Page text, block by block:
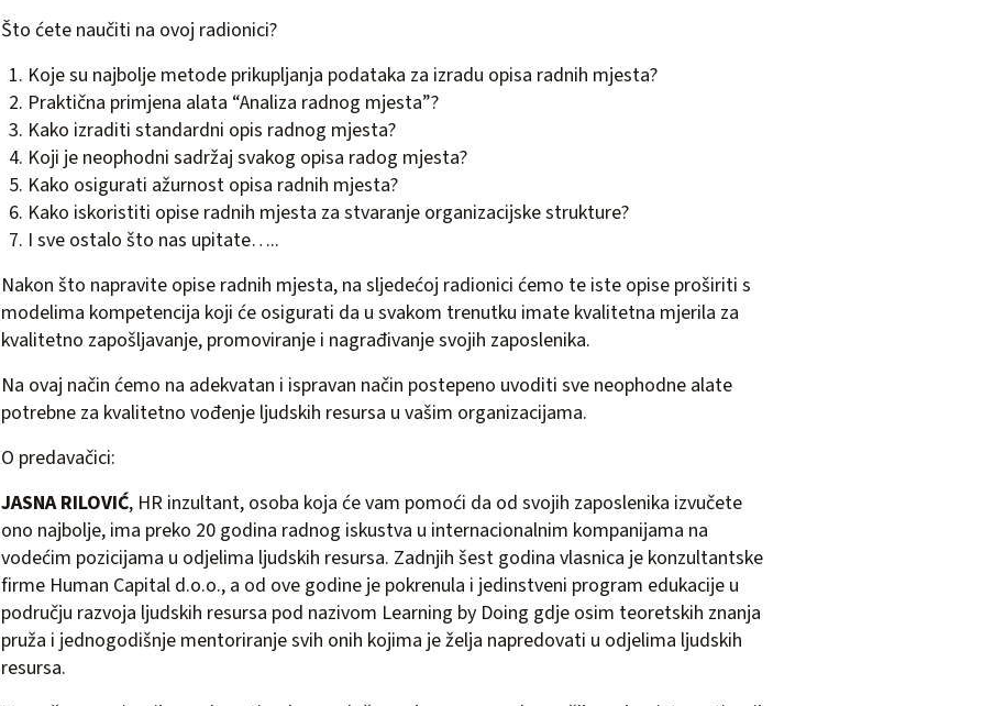
Što ćete naučiti na ovoj radionici?
Koje su najbolje metode prikupljanja podataka za izradu opisa radnih mjesta?
Praktična primjena alata “Analiza radnog mjesta”?
Kako izraditi standardni opis radnog mjesta?
Koji je neophodni sadržaj svakog opisa radog mjesta?
Kako osigurati ažurnost opisa radnih mjesta?
Kako iskoristiti opise radnih mjesta za stvaranje organizacijske strukture?
I sve ostalo što nas upitate…..
Nakon što napravite opise radnih mjesta, na sljedećoj radionici ćemo te iste opise proširiti s
modelima kompetencija koji će osigurati da u svakom trenutku imate kvalitetna mjerila za
kvalitetno zapošljavanje, promoviranje i nagrađivanje svojih zaposlenika.
Na ovaj način ćemo na adekvatan i ispravan način postepeno uvoditi sve neophodne alate
potrebne za kvalitetno vođenje ljudskih resursa u vašim organizacijama.
O predavačici:
JASNA RILOVIĆ, HR inzultant, osoba koja će vam pomoći da od svojih zaposlenika izvučete
ono najbolje, ima preko 20 godina radnog iskustva u internacionalnim kompanijama na
vodećim pozicijama u odjelima ljudskih resursa. Zadnjih šest godina vlasnica je konzultantske
firme Human Capital d.o.o., a od ove godine je pokrenula i jedinstveni program edukacije u
području razvoja ljudskih resursa pod nazivom Learning by Doing gdje osim teoretskih znanja
pruža i jednogodišnje mentoriranje svih onih kojima je želja napredovati u odjelima ljudskih
resursa.